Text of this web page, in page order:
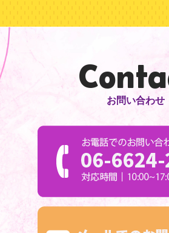
お問い合わせ